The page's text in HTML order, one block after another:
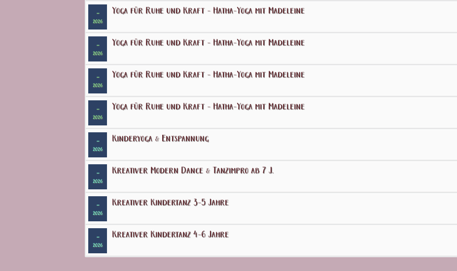
-
2026
Yoga für Ruhe und Kraft - Hatha-Yoga mit Madeleine
-
2026
Yoga für Ruhe und Kraft - Hatha-Yoga mit Madeleine
-
2026
Yoga für Ruhe und Kraft - Hatha-Yoga mit Madeleine
-
2026
Yoga für Ruhe und Kraft - Hatha-Yoga mit Madeleine
-
2026
Kinderyoga & Entspannung
-
2026
Kreativer Modern Dance & Tanzimpro ab 7 J.
-
2026
Kreativer Kindertanz 3-5 Jahre
-
2026
Kreativer Kindertanz 4-6 Jahre